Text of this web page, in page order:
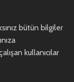
bütün bilgiler
kullanıcılar